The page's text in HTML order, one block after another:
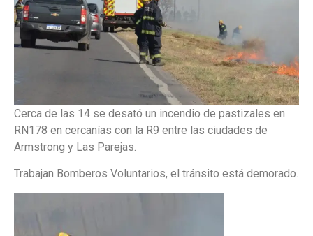
Cerca de las 14 se desató un incendio de pastizales en
RN178 en cercanías con la R9 entre las ciudades de
Armstrong y Las Parejas.
Trabajan Bomberos Voluntarios, el tránsito está demorado.